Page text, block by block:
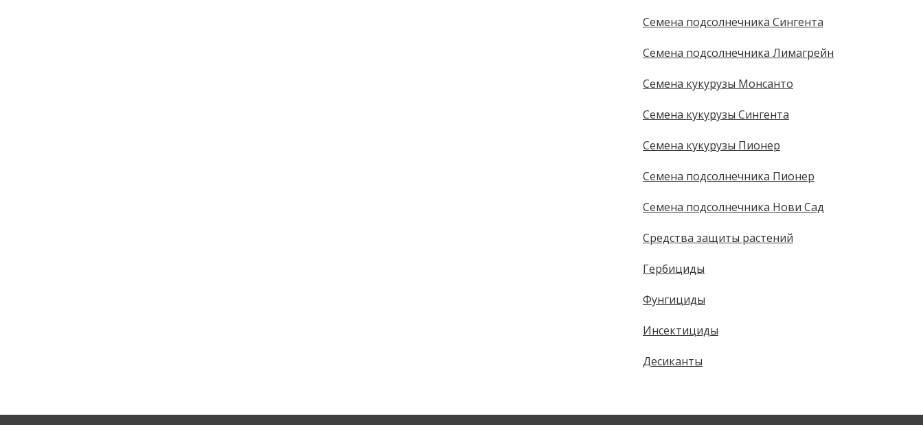
Семена подсолнечника Сингента
Семена подсолнечника Лимагрейн
Семена кукурузы Монсанто
Семена кукурузы Сингента
Семена кукурузы Пионер
Семена подсолнечника Пионер
Семена подсолнечника Нови Сад
Средства защиты растений
Гербициды
Фунгициды
Инсектициды
Десиканты